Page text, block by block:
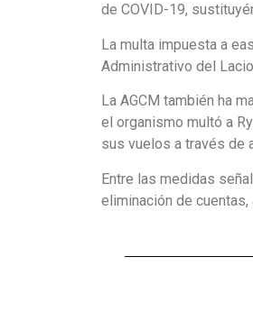
de COVID-19,
La multa impuesta a
Administrativo del
La AGCM también ha
el organismo multó a
sus vuelos a través de
Entre las medidas
eliminación de